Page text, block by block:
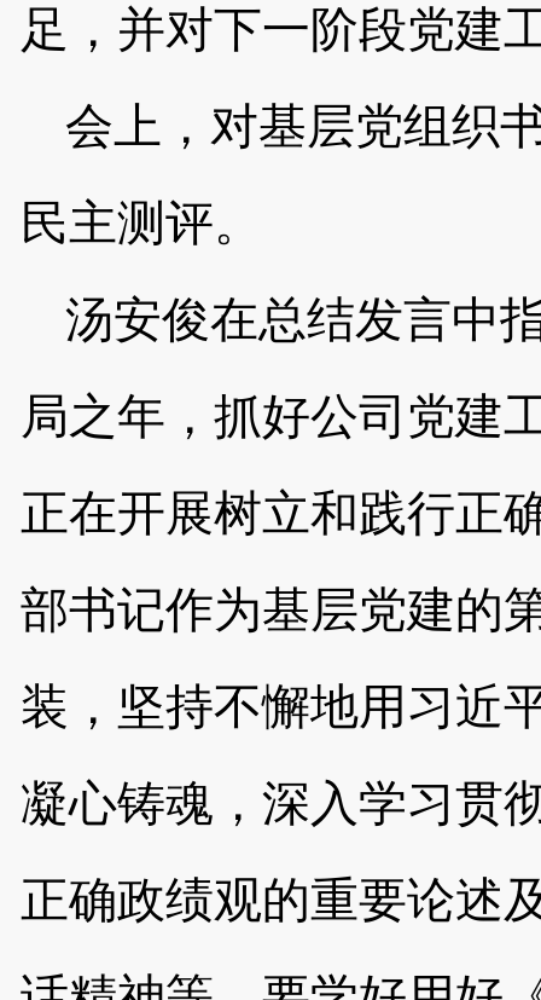
足，并对下一阶段党建
会上，对基层党组织
民主测评。
汤安俊在总结发言中
局之年，抓好公司党建
正在开展树立和践行正
部书记作为基层党建的
装，坚持不懈地用习近
凝心铸魂，深入学习贯
正确政绩观的重要论述